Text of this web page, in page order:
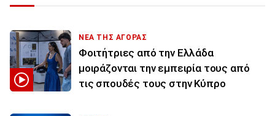
ΝΕΑ ΤΗΣ ΑΓΟΡΑΣ
Φοιτήτριες από την Ελλάδα
μοιράζονται την εμπειρία τους από
τις σπουδές τους στην Κύπρο